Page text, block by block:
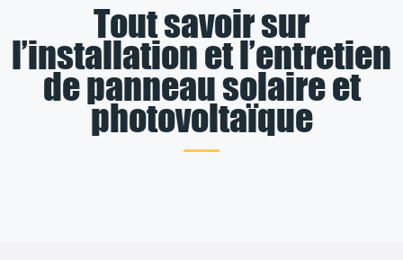
Tout savoir sur
l’installation et l’entretien
de panneau solaire et
photovoltaïque